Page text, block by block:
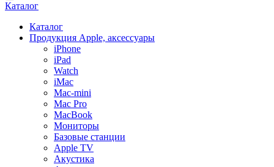
Каталог
Каталог
Продукция Apple, аксессуары
iPhone
iPad
Watch
iMac
Mac-mini
Mac Pro
MacBook
Мониторы
Базовые станции
Apple TV
Акустика